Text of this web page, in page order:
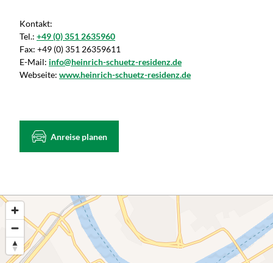
Kontakt:
Tel.: +49 (0) 351 2635960
Fax: +49 (0) 351 26359611
E-Mail: info@heinrich-schuetz-residenz.de
Webseite: www.heinrich-schuetz-residenz.de
Anreise planen